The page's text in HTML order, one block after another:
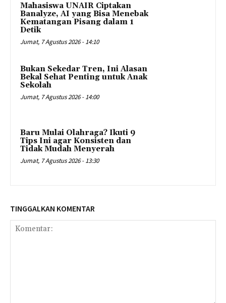
Mahasiswa UNAIR Ciptakan
Banalyze, AI yang Bisa Menebak
Kematangan Pisang dalam 1
Detik
Jumat, 7 Agustus 2026 - 14:10
Bukan Sekedar Tren, Ini Alasan
Bekal Sehat Penting untuk Anak
Sekolah
Jumat, 7 Agustus 2026 - 14:00
Baru Mulai Olahraga? Ikuti 9
Tips Ini agar Konsisten dan
Tidak Mudah Menyerah
Jumat, 7 Agustus 2026 - 13:30
TINGGALKAN KOMENTAR